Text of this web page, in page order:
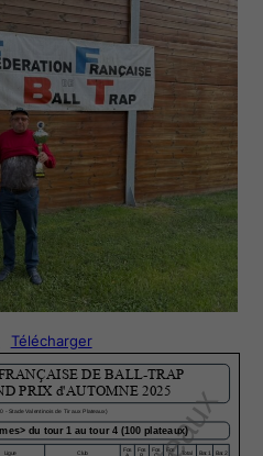
Télécharger